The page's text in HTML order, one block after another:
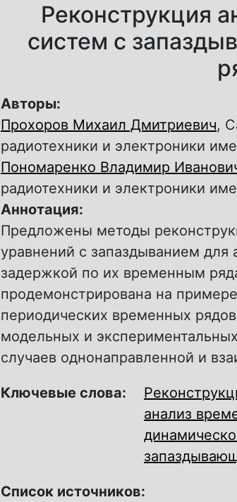
Реконструкция
систем с
Авторы:
Прохоров Михаил Дмитриевич,
радиотехники и электроники
Пономаренко Владимир
радиотехники и электроники
Аннотация:
Предложены методы
уравнений с запаздыванием для
задержкой по их временным
продемонстрирована на
периодических временных
модельных и
случаев однонаправленной и
Ключевые слова:
анализ
Список источников: